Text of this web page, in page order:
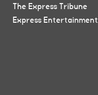
The Express Tribune
Express Entertainment